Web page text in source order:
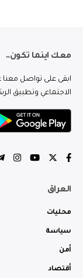
معك اينما تكون..
ابقى على تواصل معنا
الاجتماعي وتطبيق
العراق
محليات
سياسة
أمن
أقتصاد